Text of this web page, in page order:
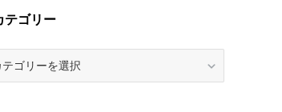
テゴリー